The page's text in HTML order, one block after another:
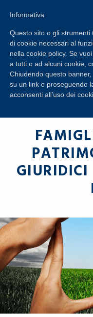
Informativa
Questo sito o gli
di cookie necessari al
nella cookie policy. Se
a tutti o ad alcuni cookie,
Chiudendo questo
su un link o proseguendo
acconsenti all’uso dei